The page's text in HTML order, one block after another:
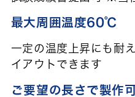
最大周囲温度60℃
一定の温度上昇にも耐
イアウトできます
ご要望の長さで製作